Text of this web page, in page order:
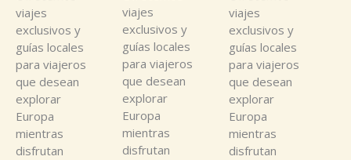
viajes
exclusivos y
guías locales
para viajeros
que desean
explorar
Europa
mientras
disfrutan
viajes
exclusivos y
guías locales
para viajeros
que desean
explorar
Europa
mientras
disfrutan
viajes
exclusivos y
guías locales
para viajeros
que desean
explorar
Europa
mientras
disfrutan